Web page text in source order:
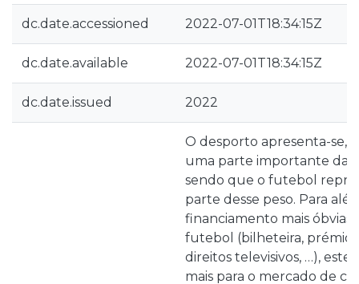
dc.date.accessioned 2022-07-01T18:34:15Z
dc.date.available 2022-07-01T18:34:15Z
dc.date.issued 2022
O desporto apresenta-se,
uma parte importante da
sendo que o futebol
parte desse peso. Para
financiamento mais óbvias
futebol (bilheteira,
direitos televisivos, …),
mais para o mercado de